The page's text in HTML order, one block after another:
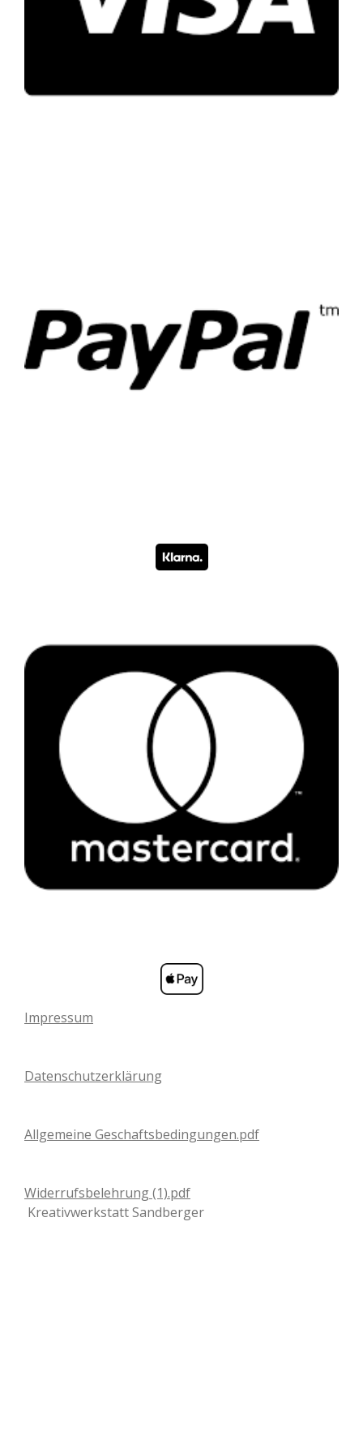
Impressum
Datenschutzerklärung
Allgemeine Geschaftsbedingungen.pdf
Widerrufsbelehrung (1).pdf
Kreativwerkstatt Sandberger